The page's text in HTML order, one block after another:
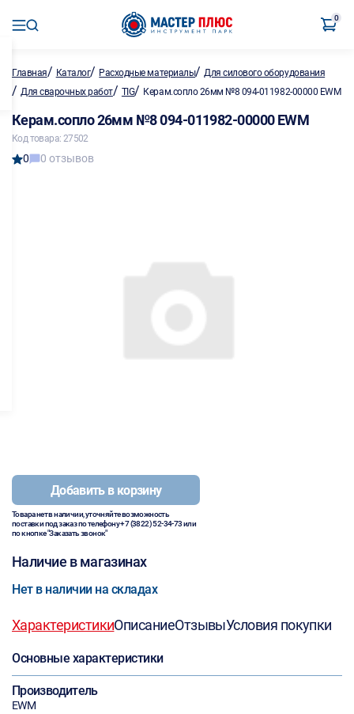
0
Главная/ Каталог/ Расходные материалы/Для силового оборудования
/ Для сварочных работ/ TIG/ Керам.сопло 26мм №8 094-011982-00000 EWM
Керам.сопло 26мм №8 094-011982-00000 EWM
Код товара: 27502
0 0 отзывов
Добавить в корзину
Товара нет в наличии, уточняйте возможность
поставки под заказ по телефону+7 (3822) 52-34-73или
по кнопке "Заказать звонок"
Наличие в магазинах
Нет в наличии на складах
ХарактеристикиОписаниеОтзывыУсловия покупки
Основные характеристики
Производитель
EWM